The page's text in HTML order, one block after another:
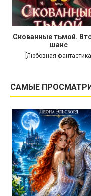
Скованные тьмой.
шанс
[Любовная фантастика]
САМЫЕ